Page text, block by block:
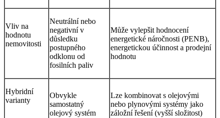
Vliv na
hodnotu
nemovitosti
Neutrální nebo
negativní v
důsledku
postupného
odklonu od
fosilních paliv
Může vylepšit hodnocení
energetické náročnosti (PENB),
energetickou účinnost a prodejní
hodnotu
Hybridní
varianty
Obvykle
samostatný
olejový systém
Lze kombinovat s olejovými
nebo plynovými systémy jako
záložní řešení (vyšší složitost)